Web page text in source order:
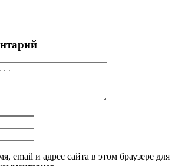
email и адрес сайта в этом браузере для